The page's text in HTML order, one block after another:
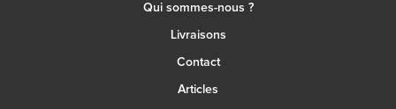
Qui sommes-nous ?
Livraisons
Contact
Articles